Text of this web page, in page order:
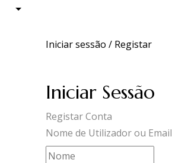
Iniciar sessão / Registar
Iniciar Sessão
Registar Conta
Nome de Utilizador ou Email